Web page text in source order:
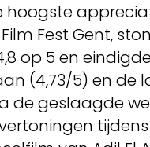
Fest Gent,
op 5 en
(4,73/5) en de
de geslaagde
tijdens